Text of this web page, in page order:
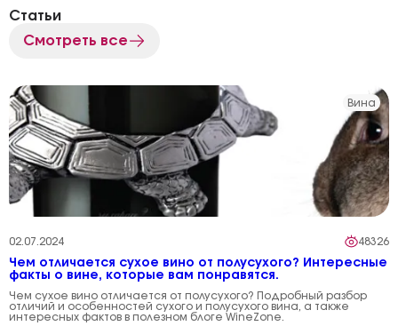
Статьи
Смотреть все
Вина
02.07.2024 48326
Чем отличается сухое вино от полусухого? Интересные
факты о вине, которые вам понравятся.
Чем сухое вино отличается от полусухого? Подробный разбор
отличий и особенностей сухого и полусухого вина, а также
интересных фактов в полезном блоге WineZone.